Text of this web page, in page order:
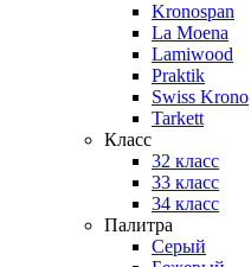
Kronospan
La Moena
Lamiwood
Praktik
Swiss Krono
Tarkett
Класс
32 класс
33 класс
34 класс
Палитра
Серый